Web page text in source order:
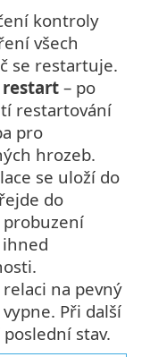
kontroly
všech
se restartuje.
– po
restartování
pro
hrozeb.
se uloží do
do
probuzení
na pevný
Při další
stav.